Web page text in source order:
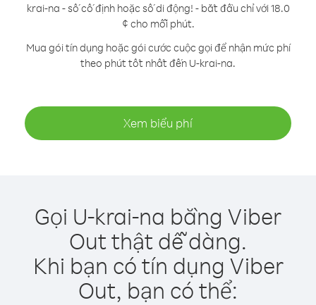
krai-na - số cố định hoặc số di động! - bắt đầu chỉ với 18.0
¢ cho mỗi phút.
Mua gói tín dụng hoặc gói cước cuộc gọi để nhận mức phí
theo phút tốt nhất đến U-krai-na.
Xem biểu phí
Gọi U-krai-na bằng Viber
Out thật dễ dàng.
Khi bạn có tín dụng Viber
Out, bạn có thể: